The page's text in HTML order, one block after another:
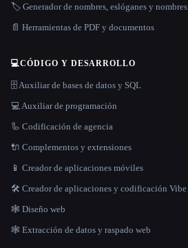
🏷️ Generador de nombres, eslóganes y nombres
📄 Herramientas de PDF y documentos
💻CÓDIGO Y DESARROLLO
🗄️ Auxiliar de bases de datos y SQL
💻 Auxiliar de programación
🦾 Codificación de agencia
🔌 Complementos y extensiones
📱 Creador de aplicaciones móviles
🛠️ Creador de aplicaciones y codificación Vibe
🕸 Diseño web
🕸️ Extracción de datos y raspado web